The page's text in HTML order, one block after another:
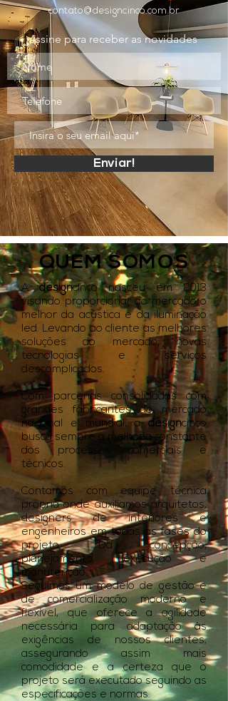
contato@designcinco.com.br
Assine para receber as novidades
Enviar!
QUEM SOMOS
Adesigncinco nasceu em 2013
visando proporcionar ao mercado o
melhor da acústica e da iluminação
led. Levando ao cliente as melhores
soluções do mercado, novas
tecnologias e serviços
descomplicados.
Com parcerias consolidadas com
grandes fabricantes do mercado
nacional e mundial, adesigncinco
busca sempre a melhoria constante
dos processos comerciais e
técnicos.
Contamos com equipe técnica
própria onde auxiliamos arquitetos,
designers de interiores e
engenheiros em todas as fases do
projeto. Da concepção,
planejamento, execução e
manutenção.
Seguimos um modelo de gestão e
de comercialização moderno e
flexível, que oferece a agilidade
necessária para adaptação às
exigências de nossos clientes,
assegurando assim mais
comodidade e a certeza que o
projeto será executado seguindo as
especificações e normas.